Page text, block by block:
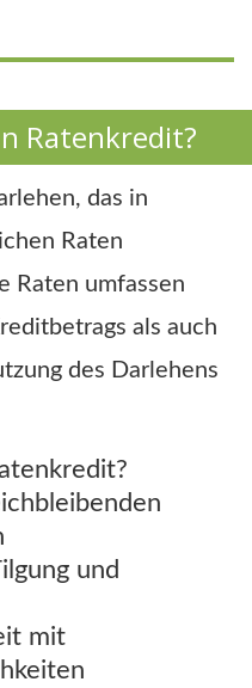
Ratenkredit?
das in
Raten
Raten umfassen
als auch
des Darlehens
und
mit